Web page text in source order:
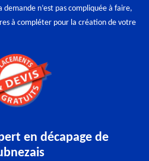
n’est pas compliquée à faire,
à compléter pour la création de votre
en décapage de